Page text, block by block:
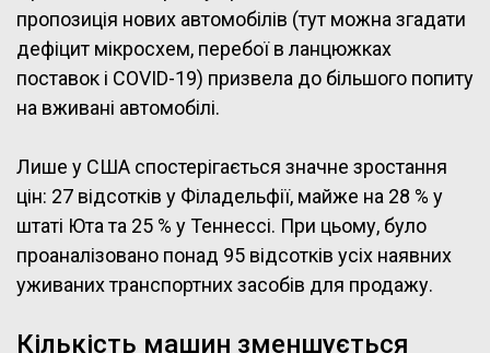
пропозиція нових автомобілів (тут можна згадати
дефіцит мікросхем, перебої в ланцюжках
поставок і COVID-19) призвела до більшого попиту
на вживані автомобілі.
Лише у США спостерігається значне зростання
цін: 27 відсотків у Філадельфії, майже на 28 % у
штаті Юта та 25 % у Теннессі. При цьому, було
проаналізовано понад 95 відсотків усіх наявних
уживаних транспортних засобів для продажу.
Кількість машин зменшується